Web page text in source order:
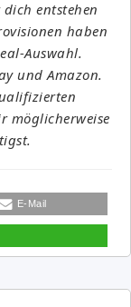
entstehen
haben
Auswahl.
und Amazon.
möglicherweise
E-Mail